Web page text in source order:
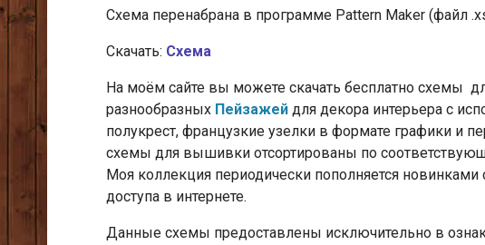
Cхема перенабрана в программе Pattern Maker (файл
Скачать: Схема
На моём сайте вы можете скачать бесплатно схемы
разнообразных Пейзажей для декора интерьера с
полукрест, французкие узелки в формате графики и
схемы для вышивки отсортированы по
Моя коллекция периодически пополняется
доступа в интернете.
Данные схемы предоставлены исключительно в